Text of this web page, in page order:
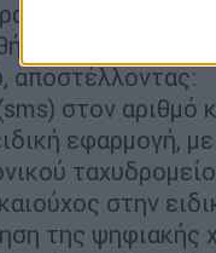
για την
αποστέλλοντας:
στον
εφαρμογή,
στην
της